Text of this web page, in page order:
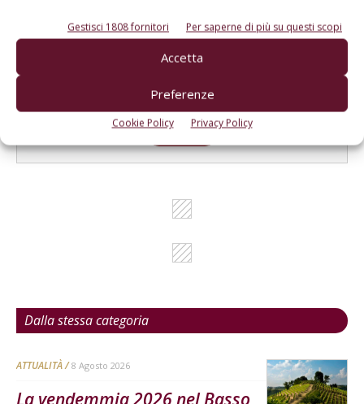
Gestisci 1808 fornitori Per saperne di più su questi scopi
Accetta
Preferenze
Cookie Policy Privacy Policy
I consigli di Terra e Vita agli agricoltori
Cerca adesso
Dalla stessa categoria
ATTUALITÀ 8 Agosto 2026
La vendemmia 2026 nel Basso